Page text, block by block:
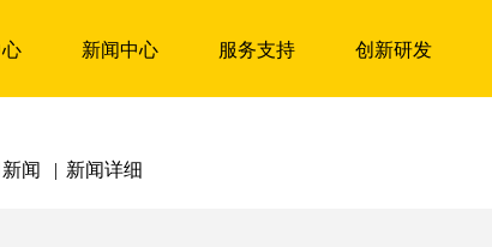
新闻中心 服务支持 创新研发
闻 新闻详细